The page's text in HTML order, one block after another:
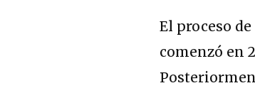
El proceso
comenzó en